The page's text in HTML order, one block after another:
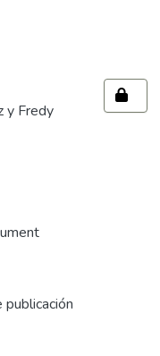
y Fredy
publicación